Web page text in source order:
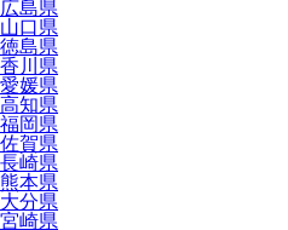
広島県
山口県
徳島県
香川県
愛媛県
高知県
福岡県
佐賀県
長崎県
熊本県
大分県
宮崎県